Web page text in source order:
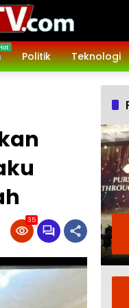
Politik Teknologi
35